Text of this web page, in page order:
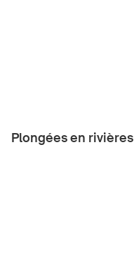
S'abonner à la newsletter
Plongées en rivières